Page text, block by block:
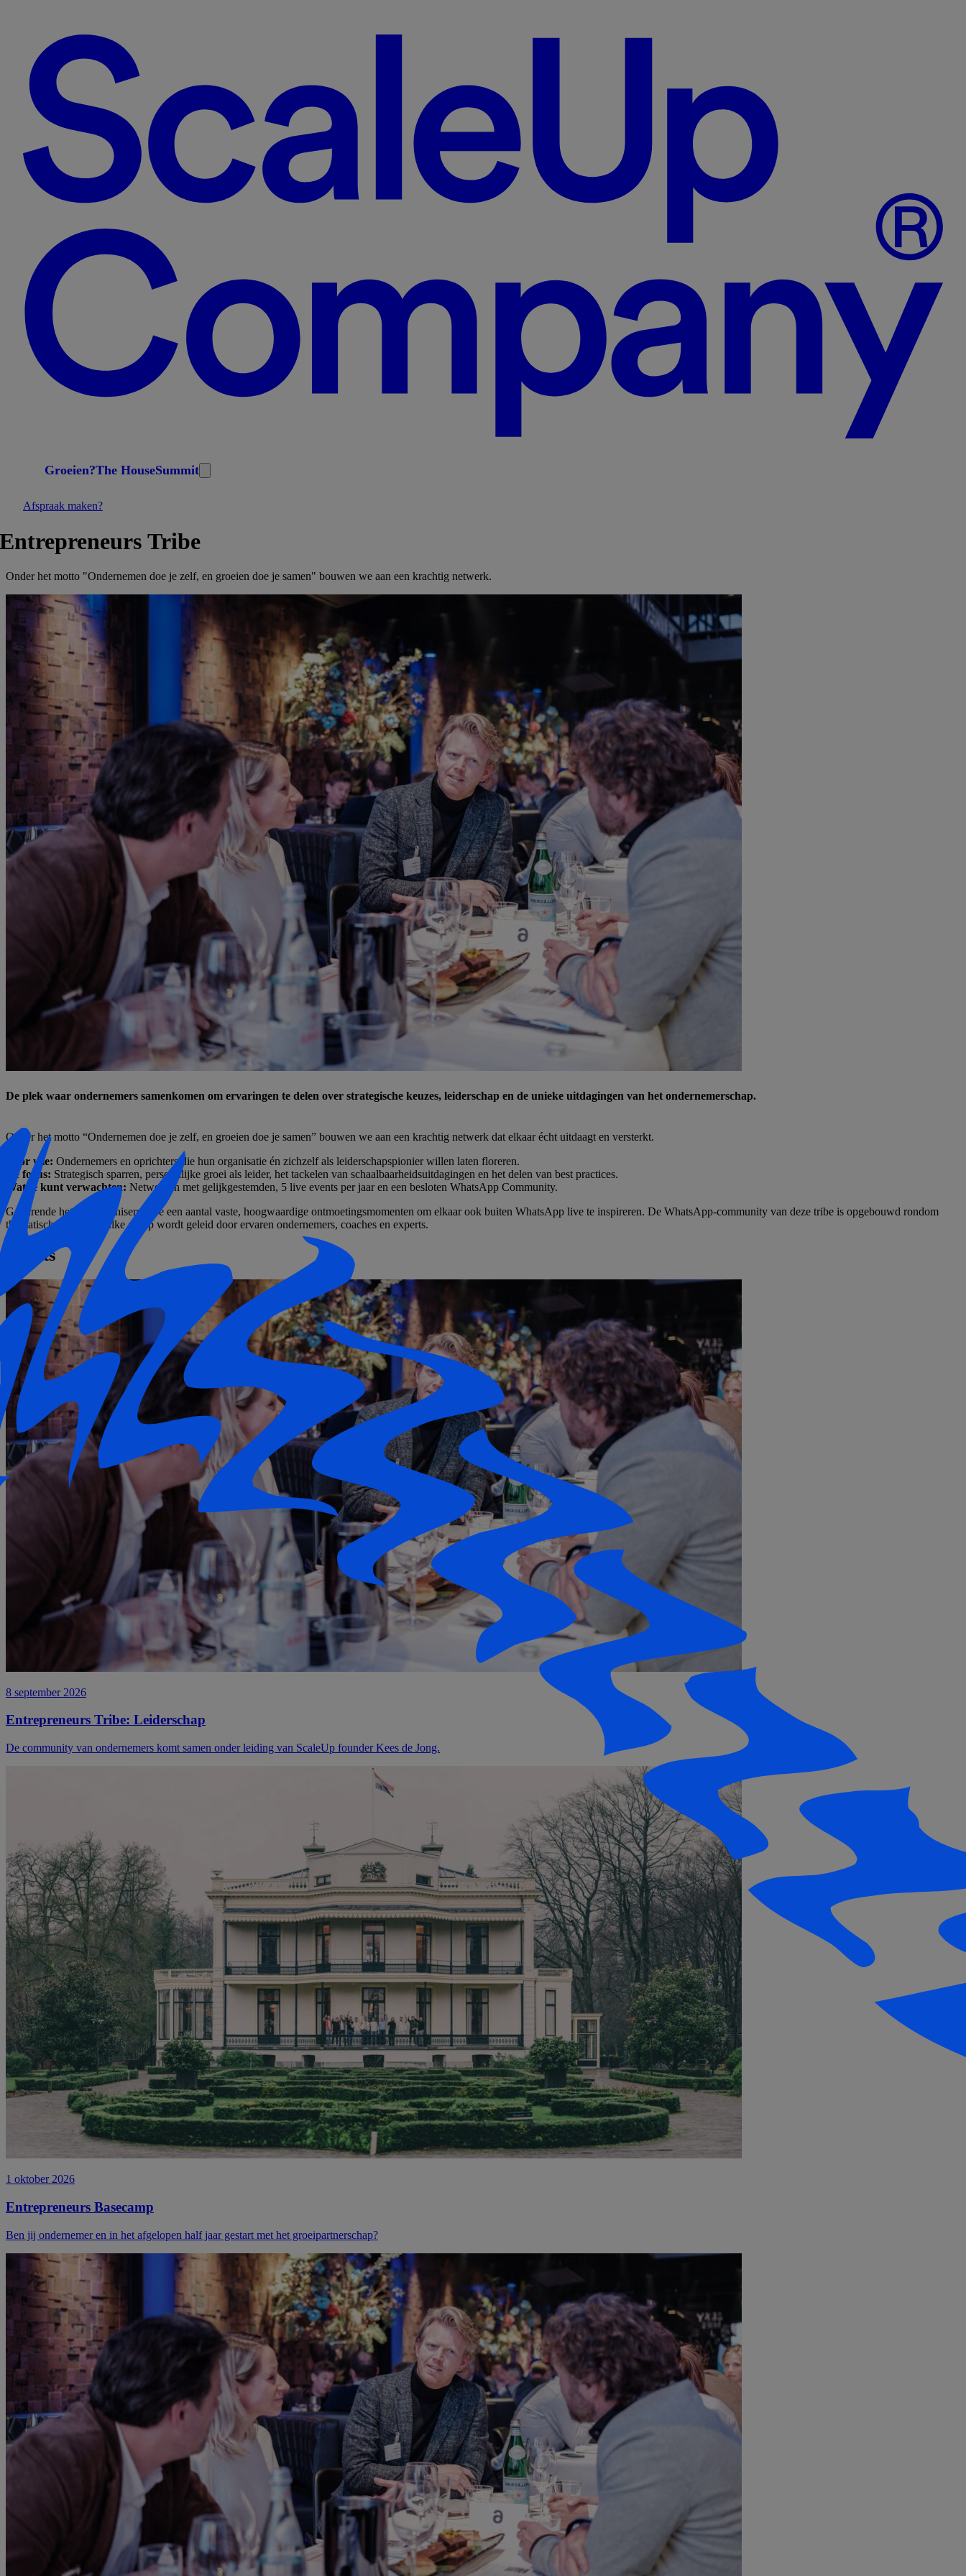
Groeien?The HouseSummit
Afspraak maken?
Tribe
Onder het motto "Ondernemen doe je zelf, en groeien doe je samen" bouwen we aan een krachtig netwerk.
De plek waar ondernemers samenkomen om ervaringen te delen over strategische keuzes, leiderschap en de unieke uitdagingen van het ondernemerschap.
Onder het motto “Ondernemen doe je zelf, en groeien doe je samen” bouwen we aan een krachtig netwerk dat elkaar écht uitdaagt en versterkt.
Voor wie: Ondernemers en oprichters die hun organisatie én zichzelf als leiderschapspionier willen laten floreren.
De focus: Strategisch sparren, persoonlijke groei als leider, het tackelen van schaalbaarheidsuitdagingen en het delen van best practices.
Wat je kunt verwachten: Netwerken met gelijkgestemden, 5 live events per jaar en een besloten WhatsApp Community.
Gedurende het jaar organiseren we een aantal vaste, hoogwaardige ontmoetingsmomenten om elkaar ook buiten WhatsApp live te inspireren. De WhatsApp-community van deze tribe is opgebouwd rondom
thematische groepen. Elke groep wordt geleid door ervaren ondernemers, coaches en experts.
Events
8 september 2026
Entrepreneurs Tribe: Leiderschap
De community van ondernemers komt samen onder leiding van ScaleUp founder Kees de Jong.
1 oktober 2026
Entrepreneurs Basecamp
Ben jij ondernemer en in het afgelopen half jaar gestart met het groeipartnerschap?